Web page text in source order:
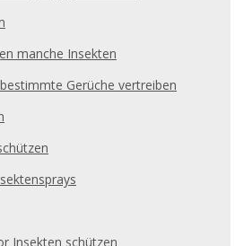
manche Insekten
Gerüche vertreiben
Insekten schützen